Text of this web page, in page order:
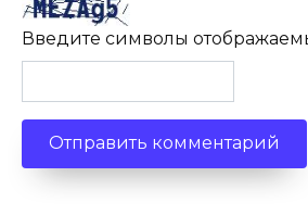
Введите символы